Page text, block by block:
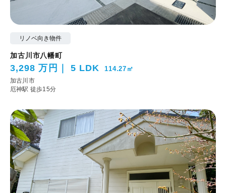
リノベ向き物件
加古川市八幡町
3,298 万円 5 LDK 114.27㎡
加古川市
厄神駅 徒歩15分